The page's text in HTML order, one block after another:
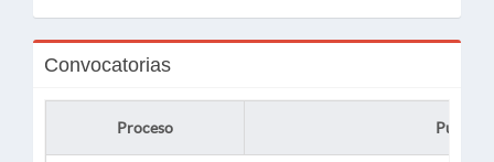
Convocatorias
Proceso Puesto